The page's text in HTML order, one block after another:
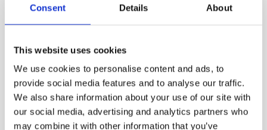
Consent Details About
This website uses cookies
We use cookies to personalise content and ads, to
provide social media features and to analyse our traffic.
We also share information about your use of our site with
our social media, advertising and analytics partners who
may combine it with other information that you’ve
спитав Джордан.
Jordan вирішив, де ми повинні були працювати
на цьому since June. – Джордан спитав, чи працювала
я над цим із червня.